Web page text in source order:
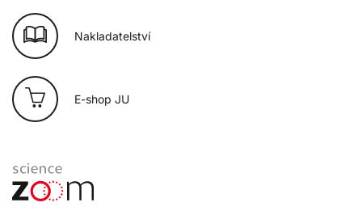
Nakladatelství
E-shop JU